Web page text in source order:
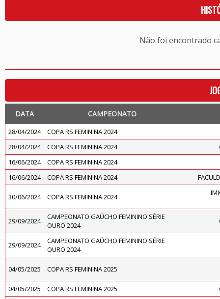
Não foi encontrado
DATA CAMPEONATO
28/04/2024
COPA RS FEMININA 2024
28/04/2024
COPA RS FEMININA 2024
16/06/2024
COPA RS FEMININA 2024
16/06/2024
COPA RS FEMININA 2024
30/06/2024 COPA RS FEMININA 2024
29/09/2024
CAMPEONATO GAÚCHO FEMININO SÉRIE
OURO 2024
29/09/2024
CAMPEONATO GAÚCHO FEMININO SÉRIE
OURO 2024
04/05/2025 COPA RS FEMININA 2025
04/05/2025 COPA RS FEMININA 2025